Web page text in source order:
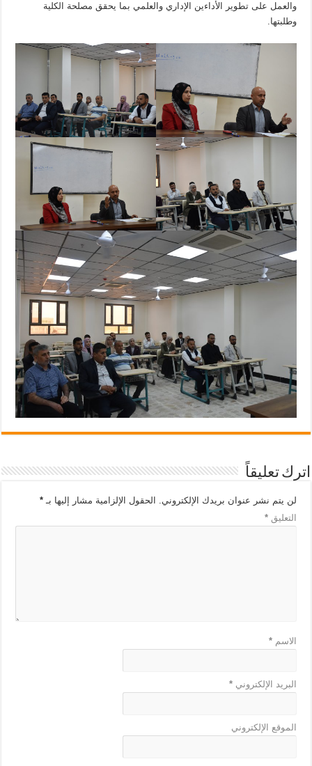
والعمل على تطوير الأداءين الإداري والعلمي بما يحقق مصلحة الكلية
وطلبتها.
اترك تعليقاً
لن يتم نشر عنوان بريدك الإلكتروني. الحقول الإلزامية مشار إليها بـ*
التعليق*
الاسم*
البريد الإلكتروني*
الموقع الإلكتروني